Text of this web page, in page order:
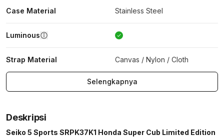
Case Material Stainless Steel
Luminous
Strap Material Canvas / Nylon / Cloth
Selengkapnya
Deskripsi
Seiko 5 Sports SRPK37K1 Honda Super Cub Limited Edition